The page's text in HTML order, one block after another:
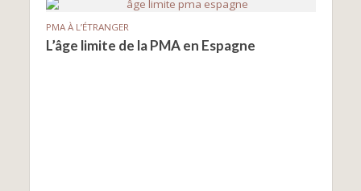
PMA À L’ÉTRANGER
L’âge limite de la PMA en Espagne